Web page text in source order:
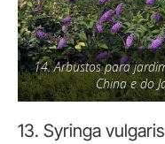
14. Arbustos para
China e do
13. Syringa vulgaris